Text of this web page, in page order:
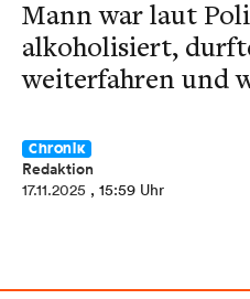
Mann war laut
alkoholisiert,
weiterfahren und
Chronik
Redaktion
17.11.2025 , 15:59 Uhr